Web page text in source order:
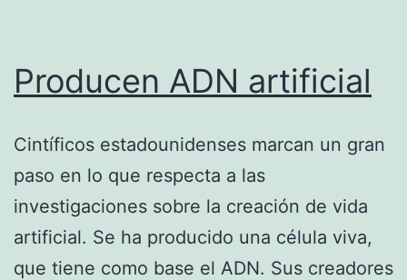
Producen ADN artificial
Cintíficos estadounidenses marcan un gran
paso en lo que respecta a las
investigaciones sobre la creación de vida
artificial. Se ha producido una célula viva,
que tiene como base el ADN. Sus creadores